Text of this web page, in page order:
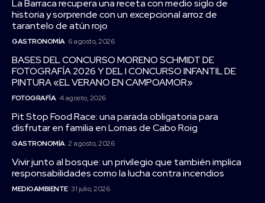
La Barraca recupera una receta con medio siglo de
historia y sorprende con un excepcional arroz de
tarantelo de atún rojo
GASTRONOMÍA 6 agosto, 2026
BASES DEL CONCURSO MORENO SCHMIDT DE
FOTOGRAFÍA 2026 Y DEL I CONCURSO INFANTIL DE
PINTURA «EL VERANO EN CAMPOAMOR»
FOTOGRAFÍA 4 agosto, 2026
Pit Stop Food Race: una parada obligatoria para
disfrutar en familia en Lomas de Cabo Roig
GASTRONOMÍA 2 agosto, 2026
Vivir junto al bosque: un privilegio que también implica
responsabilidades como la lucha contra incendios
MEDIOAMBIENTE 31 julio, 2026